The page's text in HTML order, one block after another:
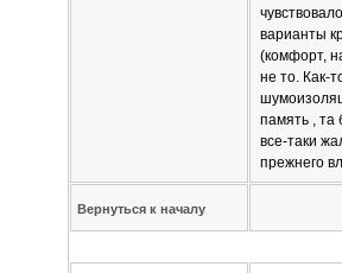
варианты
(комфорт,
не то. Как-
память ,
все-таки
прежнего
Вернуться к началу